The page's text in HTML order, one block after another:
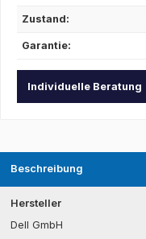
Zustand:
Garantie:
Individuelle Beratung
Beschreibung
Hersteller
Dell GmbH